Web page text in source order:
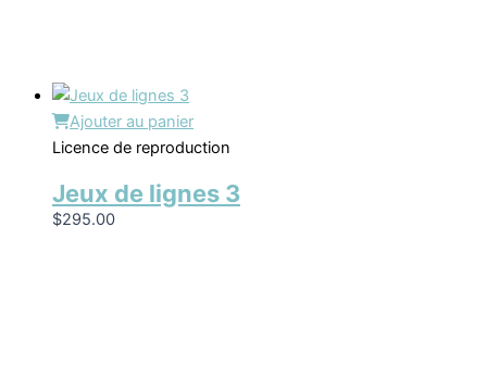
Ajouter au panier
Licence de reproduction
Jeux de lignes 3
$295.00